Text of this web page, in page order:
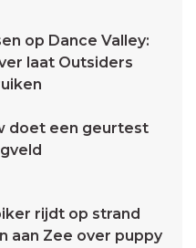
op Dance Valley:
laat Outsiders
doet een geurtest
rijdt op strand
aan Zee over puppy